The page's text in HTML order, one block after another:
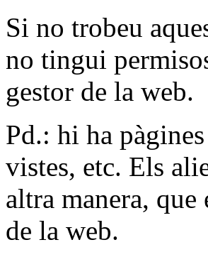
Si no trobeu
no tingui
gestor de la web.
Pd.: hi ha
vistes, etc. Els
altra manera,
de la web.